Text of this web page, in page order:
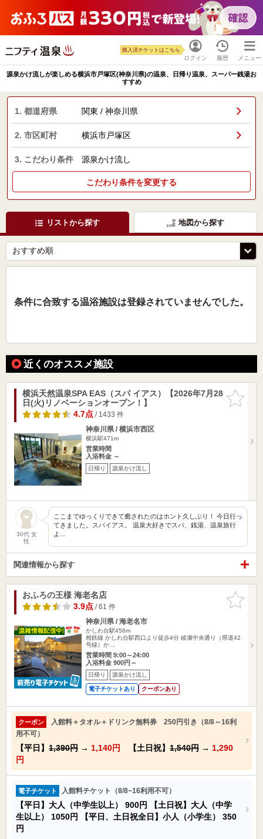
ログイン
購入済チケットはこちら
履歴 メニュー
源泉かけ流しが楽しめる横浜市戸塚区(神奈川県)の温泉、日帰り温泉、スーパー銭湯お
すすめ
1. 都道府県 関東 / 神奈川県
2. 市区町村 横浜市戸塚区
3. こだわり条件 源泉かけ流し
こだわり条件を変更する
リストから探す 地図から探す
条件に合致する温浴施設は登録されていませんでした。
近くのオススメ施設
お気に入
りに追加
横浜天然温泉SPA EAS（スパ イアス）【2026年7月28
日(火)リノベーションオープン！】
4.7点/ 1433 件
神奈川県 / 横浜市西区
横浜駅471m
営業時間
入浴料金 ～
日帰り 源泉かけ流し
30代 女
性
ここまでゆっくりできて癒されたのはホント久しぶり！ 今日行っ
てきました。スパイアス。 温泉大好きでスパ、銭湯、温泉旅行
よ…
関連情報から探す
お気に入
りに追加
おふろの王様 海老名店
3.9点/ 61 件
神奈川県 / 海老名市
かしわ台駅456m
相鉄線 かしわ台駅西口より徒歩4分 綾瀬中央通り（県道42
号線）か…
営業時間 9:00～24:00
入浴料金 900円～
日帰り 源泉かけ流し
電子チケットあり クーポンあり
クーポン
入館料＋タオル＋ドリンク無料券 250円引き（8/8～16利
用不可）
【平日】 1,390円 → 1,140円 【土日祝】 1,540円 → 1,290
円
電子チケット 入館料チケット（8/8~16利用不可）
【平日】大人（中学生以上） 900円
【土日祝】大人（中学
生以上） 1050円 【平日、土日祝全日】小人（小学生） 350
円